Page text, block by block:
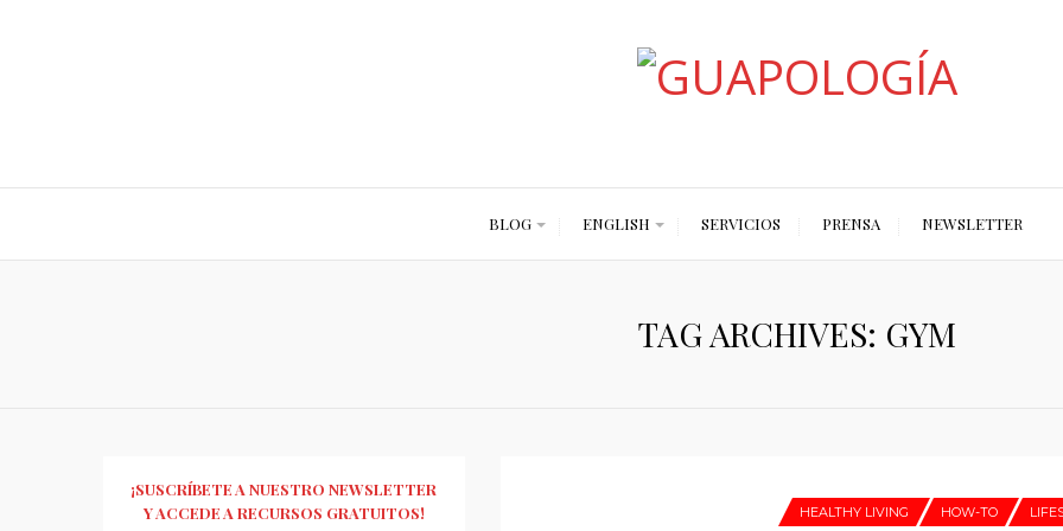
BLOG ENGLISH SERVICIOS PRENSA NEWSLETTER
TAG ARCHIVES: GYM
HEALTHY LIVING HOW-TO
¡SUSCRÍBETE A NUESTRO NEWSLETTER
Y ACCEDE A RECURSOS GRATUITOS!